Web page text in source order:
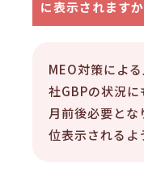
に表示されます
MEO対策によ
社GBPの状況
月前後必要とな
位表示されるよ